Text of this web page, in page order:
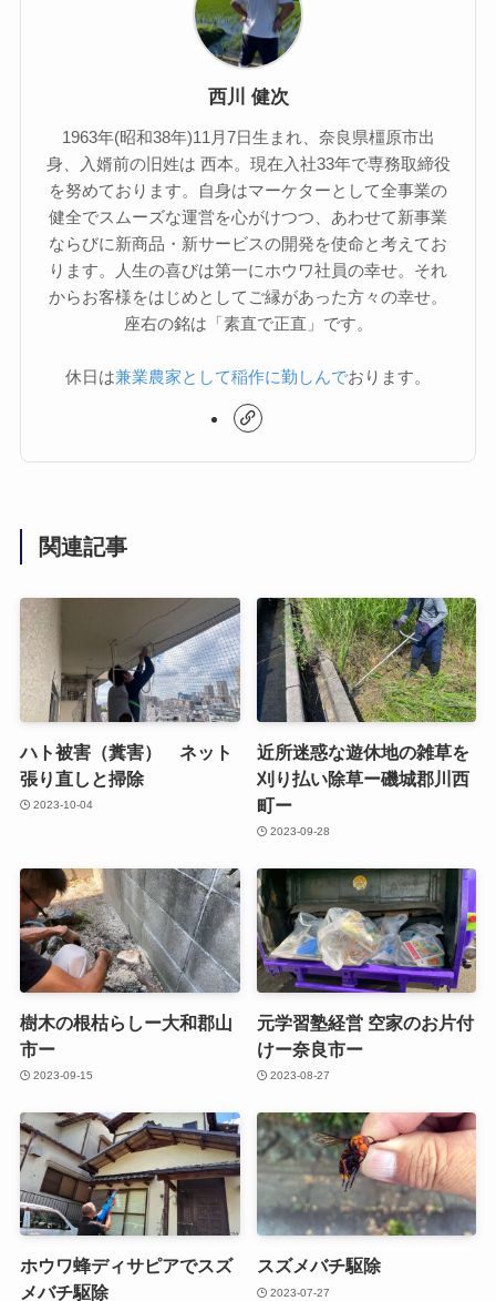
西川 健次
1963年(昭和38年)11月7日生まれ、奈良県橿原市出
身、入婿前の旧姓は 西本。現在入社33年で専務取締役
を努めております。自身はマーケターとして全事業の
健全でスムーズな運営を心がけつつ、あわせて新事業
ならびに新商品・新サービスの開発を使命と考えてお
ります。人生の喜びは第一にホウワ社員の幸せ。それ
からお客様をはじめとしてご縁があった方々の幸せ。
座右の銘は「素直で正直」です。
休日は兼業農家として稲作に勤しんでおります。
関連記事
ハト被害（糞害） ネット
張り直しと掃除
2023-10-04
近所迷惑な遊休地の雑草を
刈り払い除草ー磯城郡川西
町ー
2023-09-28
樹木の根枯らしー大和郡山
市ー
2023-09-15
元学習塾経営 空家のお片付
けー奈良市ー
2023-08-27
ホウワ蜂ディサピアでスズ
メバチ駆除
スズメバチ駆除
2023-07-27